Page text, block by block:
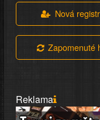
Nová
Zapomenuté
Reklama